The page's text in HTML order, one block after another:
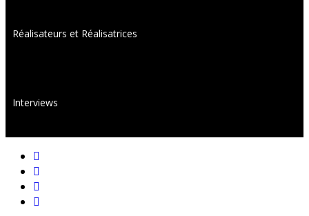
Réalisateurs et Réalisatrices
Interviews